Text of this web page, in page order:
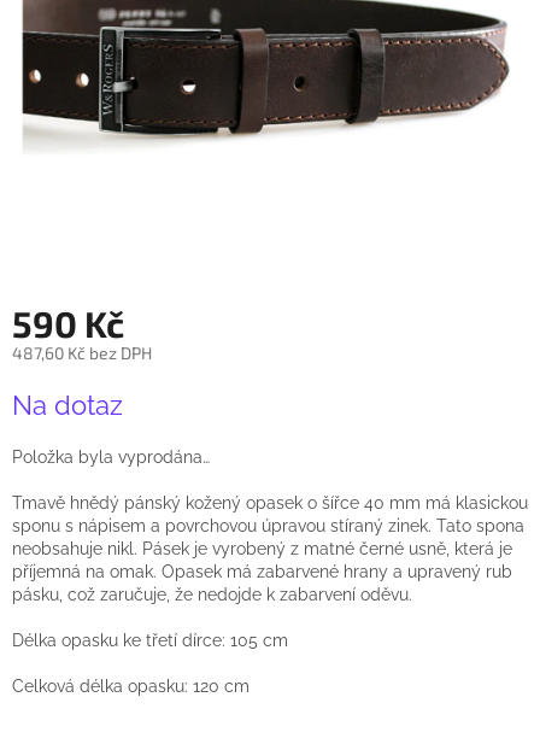
590 Kč
487,60 Kč bez DPH
cena:
Na dotaz
Položka byla vyprodána…
Tmavě hnědý pánský kožený opasek o šířce 40 mm má klasickou
sponu s nápisem a povrchovou úpravou stíraný zinek. Tato spona
neobsahuje nikl. Pásek je vyrobený z matné černé usně, která je
příjemná na omak. Opasek má zabarvené hrany a upravený rub
pásku, což zaručuje, že nedojde k zabarvení oděvu.
Délka opasku ke třetí dírce: 105 cm
Celková délka opasku: 120 cm